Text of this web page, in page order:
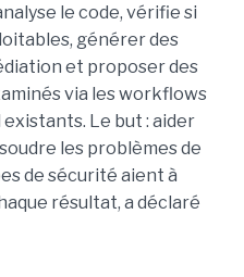
le code, vérifie si
générer des
et proposer des
via les workflows
Le but : aider
les problèmes de
de sécurité aient à
résultat, a déclaré